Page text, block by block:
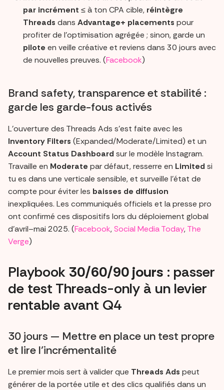
par incrément ≤ à ton CPA cible, réintègre
Threads dans Advantage+ placements pour
profiter de l’optimisation agrégée ; sinon, garde un
pilote en veille créative et reviens dans 30 jours avec
de nouvelles preuves. (Facebook)
Brand safety, transparence et stabilité :
garde les garde-fous activés
L’ouverture des Threads Ads s’est faite avec les
Inventory Filters (Expanded/Moderate/Limited) et un
Account Status Dashboard sur le modèle Instagram.
Travaille en Moderate par défaut, resserre en Limited si
tu es dans une verticale sensible, et surveille l’état de
compte pour éviter les baisses de diffusion
inexpliquées. Les communiqués officiels et la presse pro
ont confirmé ces dispositifs lors du déploiement global
d’avril–mai 2025. (Facebook,Social Media Today,The
Verge)
Playbook 30/60/90 jours : passer
de test Threads-only à un levier
rentable avant Q4
30 jours — Mettre en place un test propre
et lire l’incrémentalité
Le premier mois sert à valider que Threads Ads peut
générer de la portée utile et des clics qualifiés dans un